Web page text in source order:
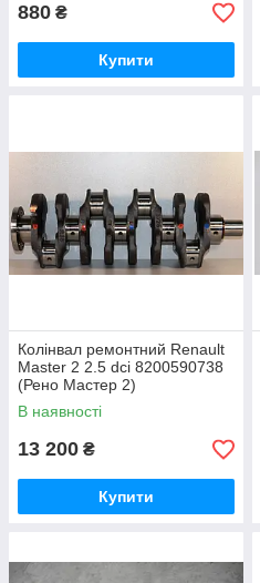
880 ₴
Купити
Колінвал ремонтний Renault
Master 2 2.5 dci 8200590738
(Рено Мастер 2)
В наявності
13 200 ₴
Купити